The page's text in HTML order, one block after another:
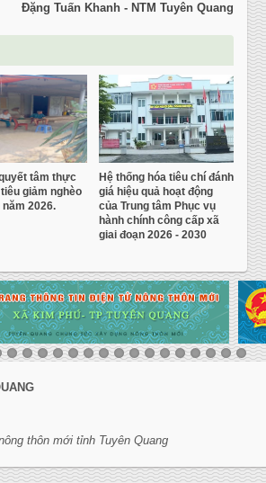
Đặng Tuấn Khanh - NTM Tuyên Quang
tâm thực
giảm nghèo
2026.
Hệ thống hóa tiêu chí đánh
giá hiệu quả hoạt động
của Trung tâm Phục vụ
hành chính công cấp xã
giai đoạn 2026 - 2030
thôn mới tỉnh Tuyên Quang